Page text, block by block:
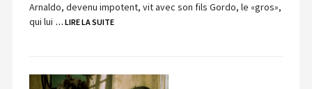
Arnaldo, devenu impotent, vit avec son fils Gordo, le «gros»,
qui lui … LIRE LA SUITE